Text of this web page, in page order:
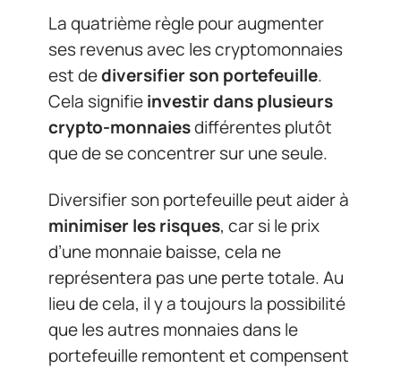
La quatrième règle pour augmenter
ses revenus avec les cryptomonnaies
est dediversifier son portefeuille.
Cela signifieinvestir dans plusieurs
crypto-monnaiesdifférentes plutôt
que de se concentrer sur une seule.
Diversifier son portefeuille peut aider à
minimiser les risques, car si le prix
d’une monnaie baisse, cela ne
représentera pas une perte totale. Au
lieu de cela, il y a toujours la possibilité
que les autres monnaies dans le
portefeuille remontent et compensent